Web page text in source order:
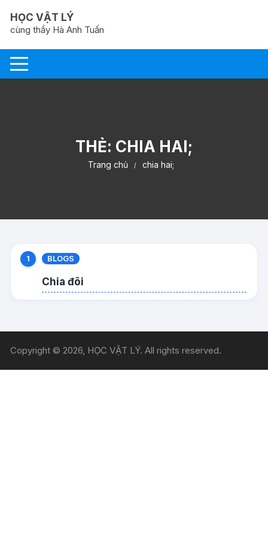
nội
dung
HỌC VẬT LÝ
cùng thầy Hà Anh Tuấn
THẺ: CHIA HAI;
Trang chủ chia hai;
BLOGS
Chia đôi
Copyright © 2026, HỌC VẬT LÝ. All rights reserved.